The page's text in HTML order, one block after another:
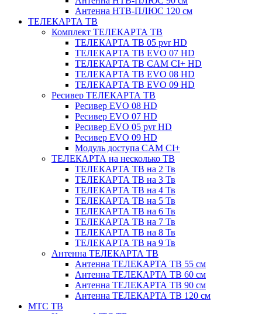
Антенна НТВ-ПЛЮС 120 см
ТЕЛЕКАРТА ТВ
Комплект ТЕЛЕКАРТА ТВ
ТЕЛЕКАРТА ТВ 05 pvr HD
ТЕЛЕКАРТА ТВ EVO 07 HD
ТЕЛЕКАРТА ТВ CAM CI+ HD
ТЕЛЕКАРТА ТВ EVO 08 HD
ТЕЛЕКАРТА ТВ EVO 09 HD
Ресивер ТЕЛЕКАРТА ТВ
Ресивер EVO 08 HD
Ресивер EVO 07 HD
Ресивер EVO 05 pvr HD
Ресивер EVO 09 HD
Модуль доступа CAM CI+
ТЕЛЕКАРТА на несколько ТВ
ТЕЛЕКАРТА ТВ на 2 Тв
ТЕЛЕКАРТА ТВ на 3 Тв
ТЕЛЕКАРТА ТВ на 4 Тв
ТЕЛЕКАРТА ТВ на 5 Тв
ТЕЛЕКАРТА ТВ на 6 Тв
ТЕЛЕКАРТА ТВ на 7 Тв
ТЕЛЕКАРТА ТВ на 8 Тв
ТЕЛЕКАРТА ТВ на 9 Тв
Антенна ТЕЛЕКАРТА ТВ
Антенна ТЕЛЕКАРТА ТВ 55 см
Антенна ТЕЛЕКАРТА ТВ 60 см
Антенна ТЕЛЕКАРТА ТВ 90 см
Антенна ТЕЛЕКАРТА ТВ 120 см
МТС ТВ